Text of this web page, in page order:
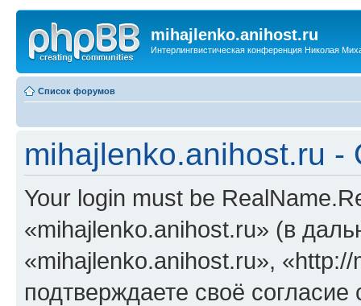
mihajlenko.anihost.ru
Интерлингвистическая конференция Николая
Список форумов
mihajlenko.anihost.ru
Your login must be
«mihajlenko.anihost.ru» (в
«mihajlenko.anihost.ru»,
подтверждаете своё